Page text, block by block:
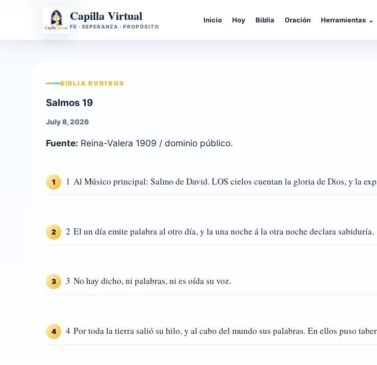
Capilla Virtual
FE · ESPERANZA · PROPÓSITO
Inicio Hoy Biblia Oración Herramientas ⌄
BIBLIA RVR1909
Salmos 19
July 8, 2026
Fuente: Reina-Valera 1909 / dominio público.
1 1 Al Músico principal: Salmo de David. LOS cielos cuentan la gloria de Dios, y la
2 2 El un día emite palabra al otro día, y la una noche á la otra noche declara sabiduría.
3 3 No hay dicho, ni palabras, ni es oída su voz.
4 4 Por toda la tierra salió su hilo, y al cabo del mundo sus palabras. En ellos puso